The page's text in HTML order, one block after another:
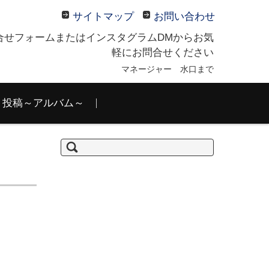
サイトマップ
お問い合わせ
せフォームまたはインスタグラムDMからお気
軽にお問合せください
マネージャー 水口まで
投稿～アルバム～
検
索: